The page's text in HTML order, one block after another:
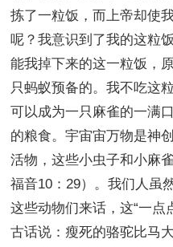
拣了一粒饭，而上帝却使
呢？我意识到了我的这粒
能我掉下来的这一粒饭，
只蚂蚁预备的。我不吃这
可以成为一只麻雀的一满
的粮食。宇宙宙万物是神
活物，这些小虫子和小麻
福音10：29）。我们人虽
这些动物们来话，这“一点
古话说：瘦死的骆驼比马